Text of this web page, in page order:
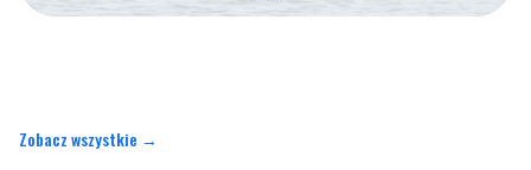
Zobacz wszystkie →